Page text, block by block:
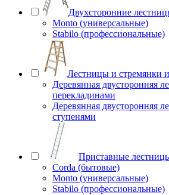
Двухсторонние
Monto (универсальные)
Stabilo (профессиональные)
Лестницы и стремянки
Деревянная двусторонняя
перекладинами
Деревянная двусторонняя
ступенями
Приставные
Corda (бытовые)
Monto (универсальные)
Stabilo (профессиональные)